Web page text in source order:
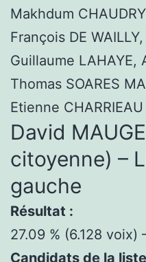
Makhdum
François DE
Guillaume LAHAYE,
Thomas SOARES
Etienne CHARRIEAU
David
citoyenne) –
gauche
Résultat :
27.09 % (6.128 voix)
Candidats de la